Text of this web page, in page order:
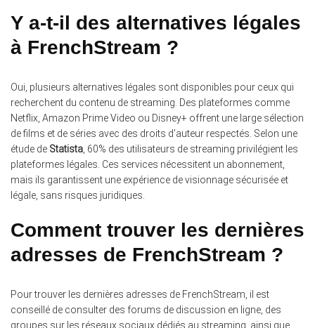
Y a-t-il des alternatives légales
à FrenchStream ?
Oui, plusieurs alternatives légales sont disponibles pour ceux qui
recherchent du contenu de streaming. Des plateformes comme
Netflix, Amazon Prime Video ou Disney+ offrent une large sélection
de films et de séries avec des droits d’auteur respectés. Selon une
étude de Statista , 60% des utilisateurs de streaming privilégient les
plateformes légales. Ces services nécessitent un abonnement,
mais ils garantissent une expérience de visionnage sécurisée et
légale, sans risques juridiques.
Comment trouver les dernières
adresses de FrenchStream ?
Pour trouver les dernières adresses de FrenchStream, il est
conseillé de consulter des forums de discussion en ligne, des
groupes sur les réseaux sociaux dédiés au streaming, ainsi que